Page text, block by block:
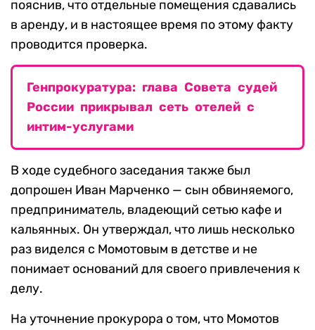
пояснив, что отдельные помещения сдавались
в аренду, и в настоящее время по этому факту
проводится проверка.
Генпрокуратура: глава Совета судей
России прикрывал сеть отелей с
интим-услугами
В ходе судебного заседания также был
допрошен Иван Марченко — сын обвиняемого,
предприниматель, владеющий сетью кафе и
кальянных. Он утверждал, что лишь несколько
раз виделся с Момотовым в детстве и не
понимает оснований для своего привлечения к
делу.
На уточнение прокурора о том, что Момотов